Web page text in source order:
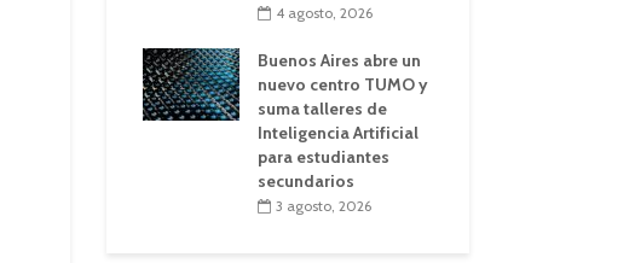
4 agosto, 2026
Buenos Aires abre un
nuevo centro TUMO y
suma talleres de
Inteligencia Artificial
para estudiantes
secundarios
3 agosto, 2026